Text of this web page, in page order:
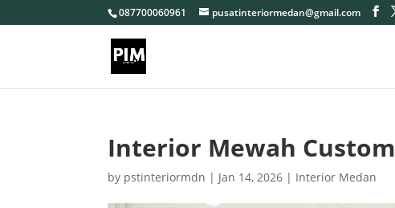
087700060961 pusatinteriormedan@gmail.com
Interior Mewah Custom
by pstinteriormdn | Jan 14, 2026 | Interior Medan